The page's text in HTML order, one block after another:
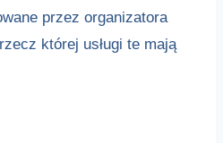
przez organizatora
której usługi te mają